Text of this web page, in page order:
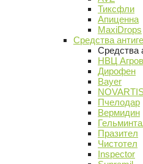
Тиксфли
Апиценна
MaxiDrops
Средства
Средства
НВЦ
Дирофен
Bayer
Пчелодар
Вермидин
Празител
Чистотел
Inspector